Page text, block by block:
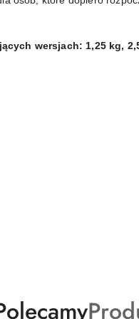
wersjach: 1,25 kg,